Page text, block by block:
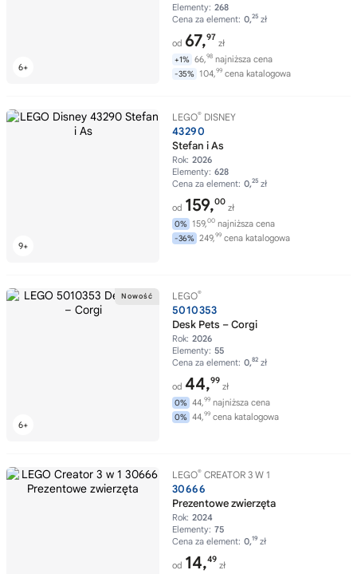
Elementy: 268
Cena za element: 0,25 zł
od 67,97
zł
+1% 66,98 najniższa cena
-35% 104,99 cena katalogowa
LEGO® DISNEY
43290
Stefan i As
Rok: 2026
Elementy: 628
Cena za element: 0,25 zł
od 159,00
zł
0% 159,00 najniższa cena
-36% 249,99 cena katalogowa
LEGO®
5010353
Desk Pets – Corgi
Rok: 2026
Elementy: 55
Cena za element: 0,82 zł
od 44,99
zł
0% 44,99 najniższa cena
0% 44,99 cena katalogowa
LEGO® CREATOR 3 W 1
30666
Prezentowe zwierzęta
Rok: 2024
Elementy: 75
Cena za element: 0,19 zł
od 14,49
zł